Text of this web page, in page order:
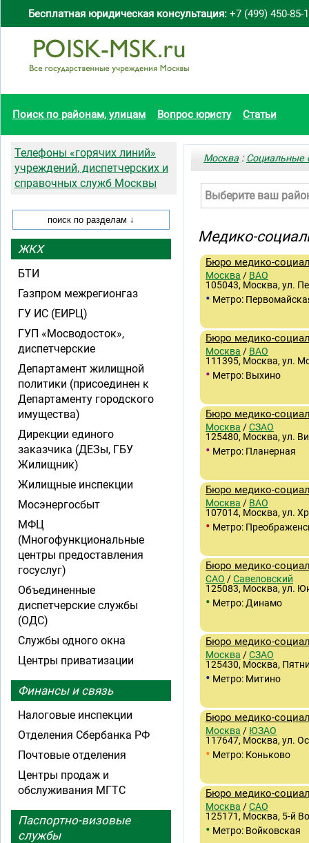
Бесплатная юридическая консультация: +7 (499) 450-85-
Поиск по районам, улицам Вопрос юристу Статьи
Москва :Социальные
Выберите ваш
Медико-
Бюро медико-
Москва / ВАО
105043, Москва, ул.
• Метро:
Бюро медико-
Москва / ВАО
111395, Москва, ул.
• Метро: Выхино
Бюро медико-
Москва /СЗАО
125480, Москва, ул.
• Метро: Планерная
Бюро медико-
Москва / ВАО
107014, Москва, ул.
• Метро:
Бюро медико-
САО /Савеловский
125083, Москва, ул.
• Метро: Динамо
Бюро медико-
Москва /СЗАО
125430, Москва,
• Метро: Митино
Бюро медико-
Москва / ЮЗАО
117647, Москва, ул.
• Метро: Коньково
Бюро медико-
Москва /САО
125171, Москва, 5-й
• Метро: Войковская
Телефоны «горячих линий»
учреждений, диспетчерских и
справочных служб Москвы
ЖКХ
БТИ
Газпром межрегионгаз
ГУ ИС (ЕИРЦ)
ГУП «Мосводосток»,
диспетчерские
Департамент жилищной
политики (присоединен к
Департаменту городского
имущества)
Дирекции единого
заказчика (ДЕЗы, ГБУ
Жилищник)
Жилищные инспекции
Мосэнергосбыт
МФЦ
(Многофункциональные
центры предоставления
госуслуг)
Объединенные
диспетчерские службы
(ОДС)
Службы одного окна
Центры приватизации
Финансы и связь
Налоговые инспекции
Отделения Сбербанка РФ
Почтовые отделения
Центры продаж и
обслуживания МГТС
Паспортно-визовые
службы